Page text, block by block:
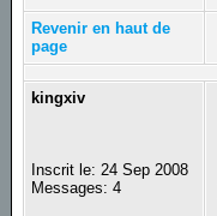
Revenir en haut de
page
kingxiv
Inscrit le: 24 Sep 2008
Messages: 4